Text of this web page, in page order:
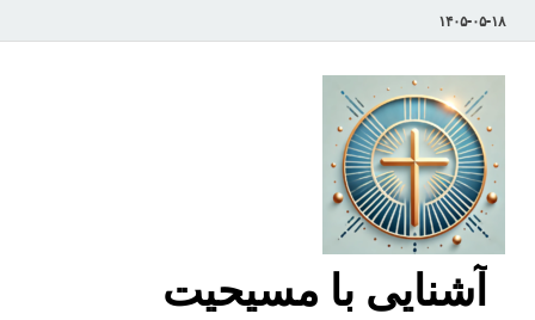
۱۴۰۵-۰۵-۱۸
آشنایی با مسیحیت